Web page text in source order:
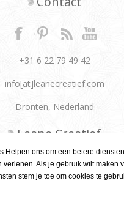
+31 6 22 79 49 42
info[at]leanecreatief.com
Dronten, Nederland
Leane Creatief
Privacy beleid
Over ons
Helpen ons om een betere
verlenen. Als je gebruik wilt maken
stem je toe om cookies te